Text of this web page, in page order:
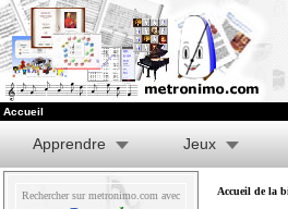
Accueil
Apprendre Jeux
Rechercher sur metronimo.com avec Accueil de la